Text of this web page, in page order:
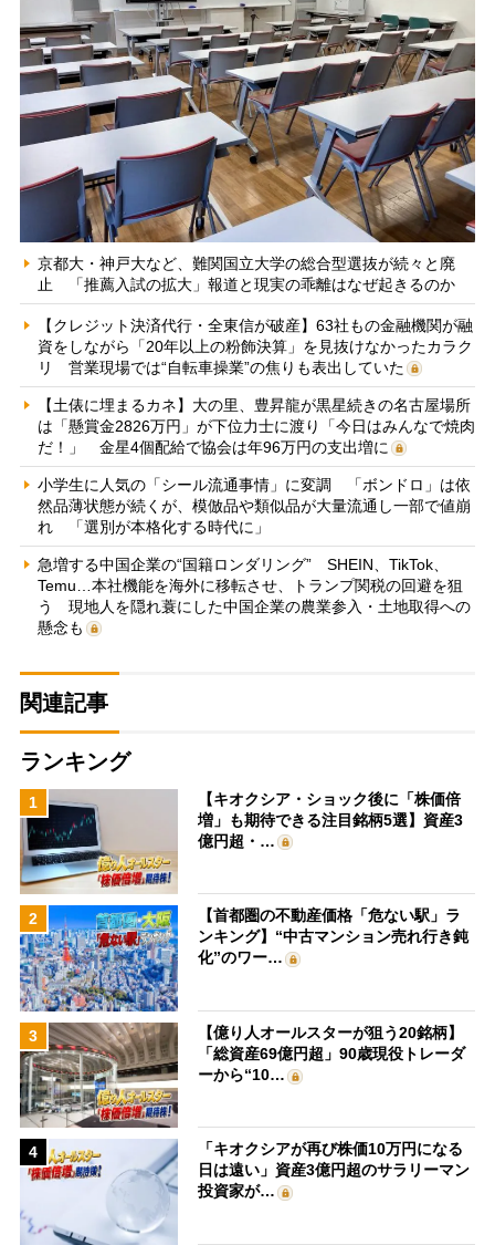
京都大・神戸大など、難関国立大学の総合型選抜が続々と廃
止 「推薦入試の拡大」報道と現実の乖離はなぜ起きるのか
【クレジット決済代行・全東信が破産】63社もの金融機関が融
資をしながら「20年以上の粉飾決算」を見抜けなかったカラク
リ 営業現場では“自転車操業”の焦りも表出していた
【土俵に埋まるカネ】大の里、豊昇龍が黒星続きの名古屋場所
は「懸賞金2826万円」が下位力士に渡り「今日はみんなで焼肉
だ！」 金星4個配給で協会は年96万円の支出増に
小学生に人気の「シール流通事情」に変調 「ボンドロ」は依
然品薄状態が続くが、模倣品や類似品が大量流通し一部で値崩
れ 「選別が本格化する時代に」
急増する中国企業の“国籍ロンダリング” SHEIN、TikTok、
Temu…本社機能を海外に移転させ、トランプ関税の回避を狙
う 現地人を隠れ蓑にした中国企業の農業参入・土地取得への
懸念も
関連記事
ランキング
1
【キオクシア・ショック後に「株価倍
増」も期待できる注目銘柄5選】資産3
億円超・…
2
【首都圏の不動産価格「危ない駅」ラ
ンキング】“中古マンション売れ行き鈍
化”のワー…
3
【億り人オールスターが狙う20銘柄】
「総資産69億円超」90歳現役トレーダ
ーから“10…
4
「キオクシアが再び株価10万円になる
日は遠い」資産3億円超のサラリーマン
投資家が…